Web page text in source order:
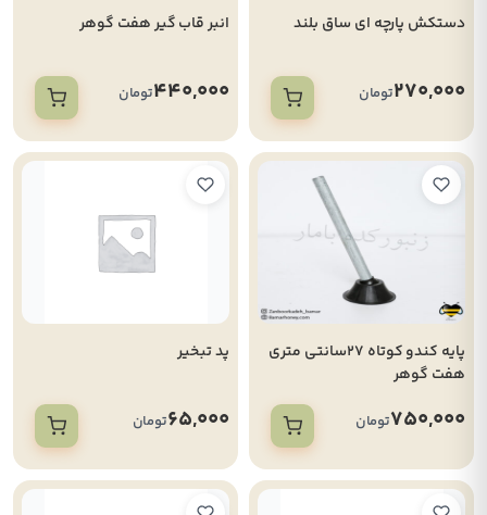
دستکش پارچه ای ساق بلند
270,000تومان
انبر قاب گیر هفت گوهر
440,000تومان
پایه کندو کوتاه 27سانتی متری
هفت گوهر
750,000تومان
پد تبخیر
65,000تومان